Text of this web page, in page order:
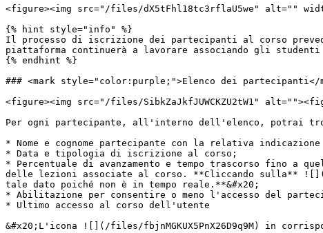
<figure><img src="/files/dX5tFhl18tc3rflaU5we" alt=""
{% hint style="info" %}
Il processo di iscrizione dei partecipanti al corso
piattaforma continuerà a lavorare associando gli
{% endhint %}
### <mark style="color:purple;">Elenco dei partecipanti</
<figure><img src="/files/SibkZaJkfJUWCKZU2tW1"
Per ogni partecipante, all'interno dell'elenco, potrai
* Nome e cognome partecipante con la relativa
* Data e tipologia di iscrizione al corso;
* Percentuale di avanzamento e tempo trascorso fino a
delle lezioni associate al corso. **Cliccando sulla** ![](/
tale dato poiché non è in tempo reale.**&#x20;
* Abilitazione per consentire o meno l'accesso del
* Ultimo accesso al corso dell'utente
&#x20;L'icona ![](/files/fbjnMGKUX5PnX26D9q9M) in